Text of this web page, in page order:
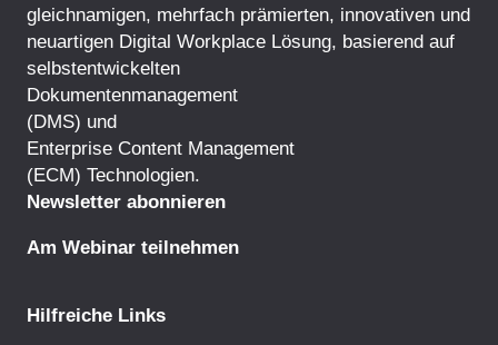
gleichnamigen, mehrfach prämierten, innovativen und
neuartigen Digital Workplace Lösung, basierend auf
selbstentwickelten
Dokumentenmanagement
(DMS) und
Enterprise Content Management
(ECM) Technologien.
Newsletter abonnieren
Am Webinar teilnehmen
Hilfreiche Links